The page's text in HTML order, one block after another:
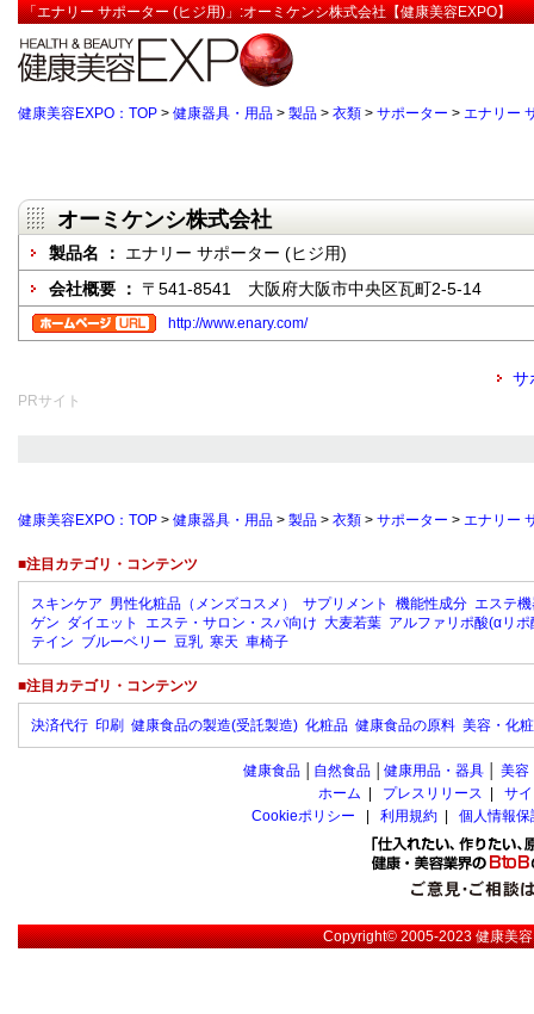
「エナリー サポーター (ヒジ用)」:オーミケンシ株式会社【健康美容EXPO】
健康美容EXPO：TOP > 健康器具・用品 > 製品 > 衣類 > サポーター > エナリー
オーミケンシ株式会社
製品名 ： エナリー サポーター (ヒジ用)
会社概要 ： 〒541-8541 大阪府大阪市中央区瓦町2-5-14
http://www.enary.com/
サ
PRサイト
健康美容EXPO：TOP > 健康器具・用品 > 製品 > 衣類 > サポーター > エナリー
■注目カテゴリ・コンテンツ
スキンケア 男性化粧品（メンズコスメ） サプリメント 機能性成分 エステ
ゲン ダイエット エステ・サロン・スパ向け 大麦若葉 アルファリポ酸(αリポ
テイン ブルーベリー 豆乳 寒天 車椅子
■注目カテゴリ・コンテンツ
決済代行 印刷 健康食品の製造(受託製造) 化粧品 健康食品の原料 美容・化
健康食品 自然食品 健康用品・器具 美容
ホーム
プレスリリース
サ
Cookieポリシー
利用規約 個人情報
Copyright© 2005-2023健康美